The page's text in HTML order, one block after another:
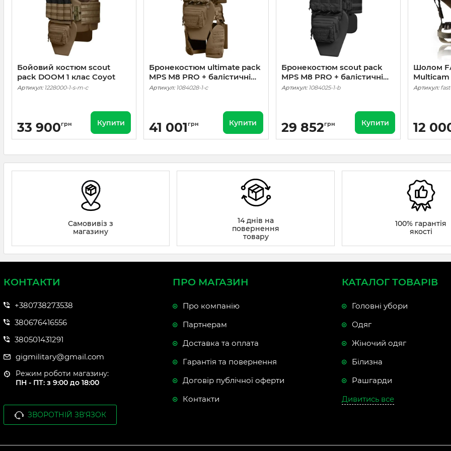
Бойовий костюм scout
pack DOOM 1 клас Coyot
Артикул: 1228000-1-s-m-c
33 900грн Купити
Бронекостюм ultimate pack
MPS М8 PRO + балістичні
пакети захист боків, паху,
Артикул: 1084028-1-c
41 001 грн Купити
Бронекостюм scout pack
MPS М8 PRO + балістичні
пакети захист боків, паху,
Артикул: 1084025-1-b
29 852грн Купити
Шолом
Multicam
WENDY
Артикул:
12
Самовивіз з
магазину
14 днів на
повернення
товару
100% гарантія
якості
КОНТАКТИ
+380738273538
380676416556
380501431291
gigmilitary@gmail.com
Режим роботи магазину:
ПН - ПТ: з 9:00 до 18:00
ЗВОРОТНІЙ ЗВ'ЯЗОК
ПРО МАГАЗИН
Про компанію
Партнерам
Доставка та оплата
Гарантія та повернення
Договір публічної оферти
Контакти
КАТАЛОГ ТОВАРІВ
Головні убори
Одяг
Жіночий одяг
Білизна
Рашгарди
Дивитись все